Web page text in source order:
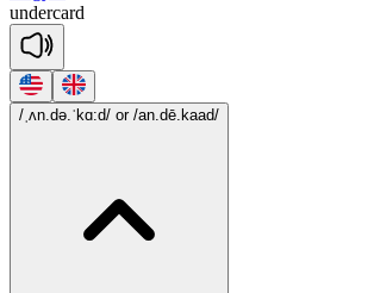
undercard
/ˌʌn.də.ˈkɑ:d/ or /an.dē.kaad/